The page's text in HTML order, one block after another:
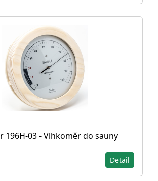
196H-03 - Vlhkoměr do sauny
Detail